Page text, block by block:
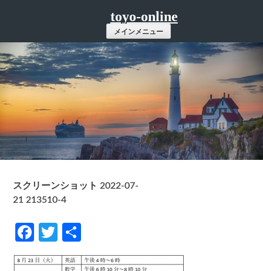
ツ
へ
ス
キ
ッ
プ
toyo-online
メインメニュー
スクリーンショット 2022-07-
21 213510-4
Facebook
Twitter
有